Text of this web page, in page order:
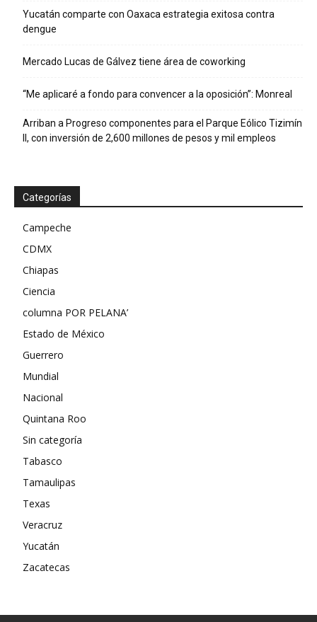
Yucatán comparte con Oaxaca estrategia exitosa contra
dengue
Mercado Lucas de Gálvez tiene área de coworking
“Me aplicaré a fondo para convencer a la oposición”: Monreal
Arriban a Progreso componentes para el Parque Eólico Tizimín
II, con inversión de 2,600 millones de pesos y mil empleos
Categorías
Campeche
CDMX
Chiapas
Ciencia
columna POR PELANA’
Estado de México
Guerrero
Mundial
Nacional
Quintana Roo
Sin categoría
Tabasco
Tamaulipas
Texas
Veracruz
Yucatán
Zacatecas